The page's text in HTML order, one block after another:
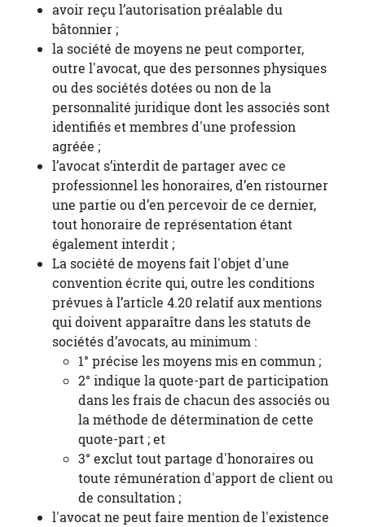
avoir reçu l’autorisation préalable du
bâtonnier ;
la société de moyens ne peut comporter,
outre l'avocat, que des personnes physiques
ou des sociétés dotées ou non de la
personnalité juridique dont les associés sont
identifiés et membres d'une profession
agréée ;
l’avocat s’interdit de partager avec ce
professionnel les honoraires, d’en ristourner
une partie ou d’en percevoir de ce dernier,
tout honoraire de représentation étant
également interdit ;
La société de moyens fait l'objet d'une
convention écrite qui, outre les conditions
prévues à l’article 4.20 relatif aux mentions
qui doivent apparaître dans les statuts de
sociétés d’avocats, au minimum :
1° précise les moyens mis en commun ;
2° indique la quote-part de participation
dans les frais de chacun des associés ou
la méthode de détermination de cette
quote-part ; et
3° exclut tout partage d'honoraires ou
toute rémunération d'apport de client ou
de consultation ;
l'avocat ne peut faire mention de l'existence